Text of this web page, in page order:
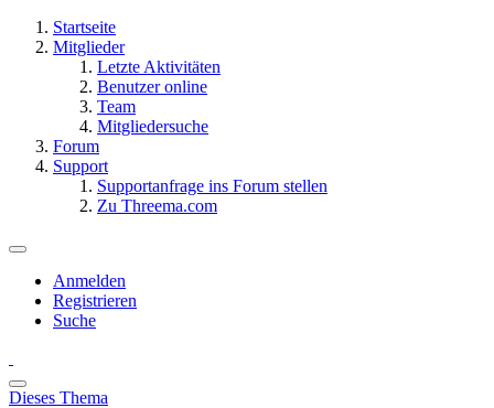
Startseite
Mitglieder
Letzte Aktivitäten
Benutzer online
Team
Mitgliedersuche
Forum
Support
Supportanfrage ins Forum stellen
Zu Threema.com
Anmelden
Registrieren
Suche
Dieses Thema